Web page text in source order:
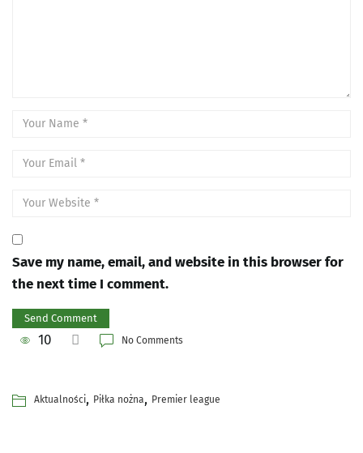
Save my name, email, and website in this browser for
the next time I comment.
10 No Comments
Aktualności, Piłka nożna, Premier league